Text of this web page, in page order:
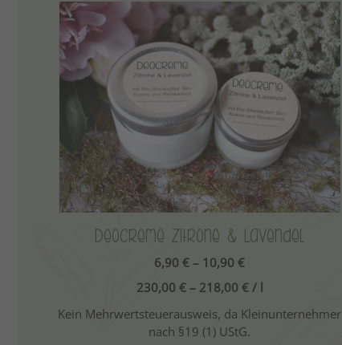
Deocreme Zitrone & Lavendel
6,90€ – 10,90€
230,00 €– 218,00 €/ l
Kein Mehrwertsteuerausweis, da Kleinunternehmer
nach §19 (1) UStG.
Dieses
Produkt
weist
mehrere
Varianten
Optionen
können
auf
der
Produktseite